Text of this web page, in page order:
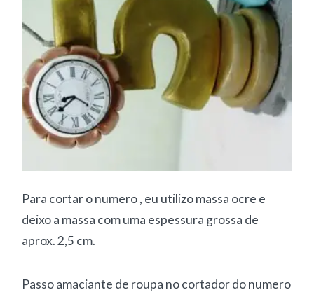
Para cortar o numero , eu utilizo massa ocre e
deixo a massa com uma espessura grossa de
aprox. 2,5 cm.
Passo amaciante de roupa no cortador do numero